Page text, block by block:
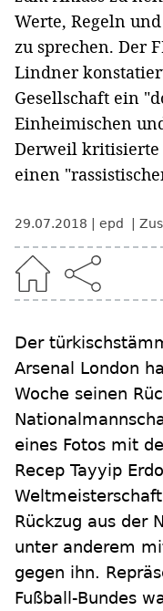
Werte, Regeln
zu sprechen. Der
Lindner
Gesellschaft ein
Einheimischen
Derweil kritisierte
einen
29.07.2018 epd
Der
Arsenal London
Woche seinen
eines Fotos mit
Recep Tayyip
Rückzug aus der
unter anderem
gegen ihn.
Fußball-Bundes